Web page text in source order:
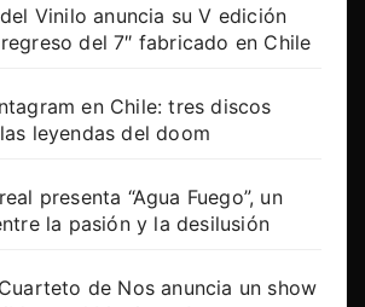
Vinilo anuncia su V edición
del 7″ fabricado en Chile
en Chile: tres discos
leyendas del doom
presenta “Agua Fuego”, un
la pasión y la desilusión
de Nos anuncia un show